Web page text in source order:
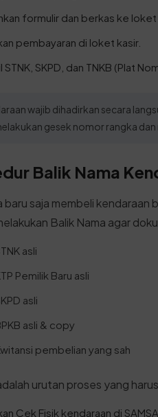
formulir dan berkas ke loket
pembayaran di loket kasir.
STNK, SKPD, dan TNKB (Plat
wajib dihadirkan secara
gesek nomor rangka dan
Balik Nama
baru saja membeli
Balik Nama agar
asli
Pemilik Baru asli
asli
asli & copy
pembelian yang sah
urutan proses yang
Cek Fisik kendaraan di